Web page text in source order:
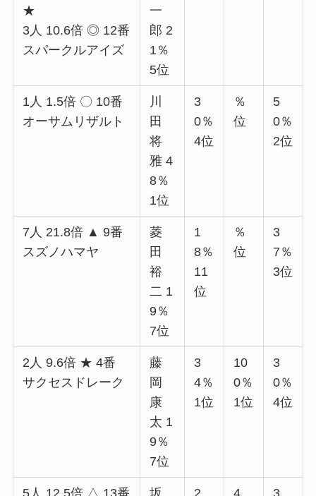
★
3人 10.6倍 ◎ 12番
スパークルアイズ
一
郎 2
1％
5位
1人 1.5倍 〇 10番
オーサムリザルト
川
田
将
雅 4
8％
1位
3
0％
4位
％
位
5
0％
2位
7人 21.8倍 ▲ 9番
スズノハマヤ
菱
田
裕
二 1
9％
7位
1
8％
11
位
％
位
3
7％
3位
2人 9.6倍 ★ 4番
サクセスドレーク
藤
岡
康
太 1
9％
7位
3
4％
1位
10
0％
1位
3
0％
4位